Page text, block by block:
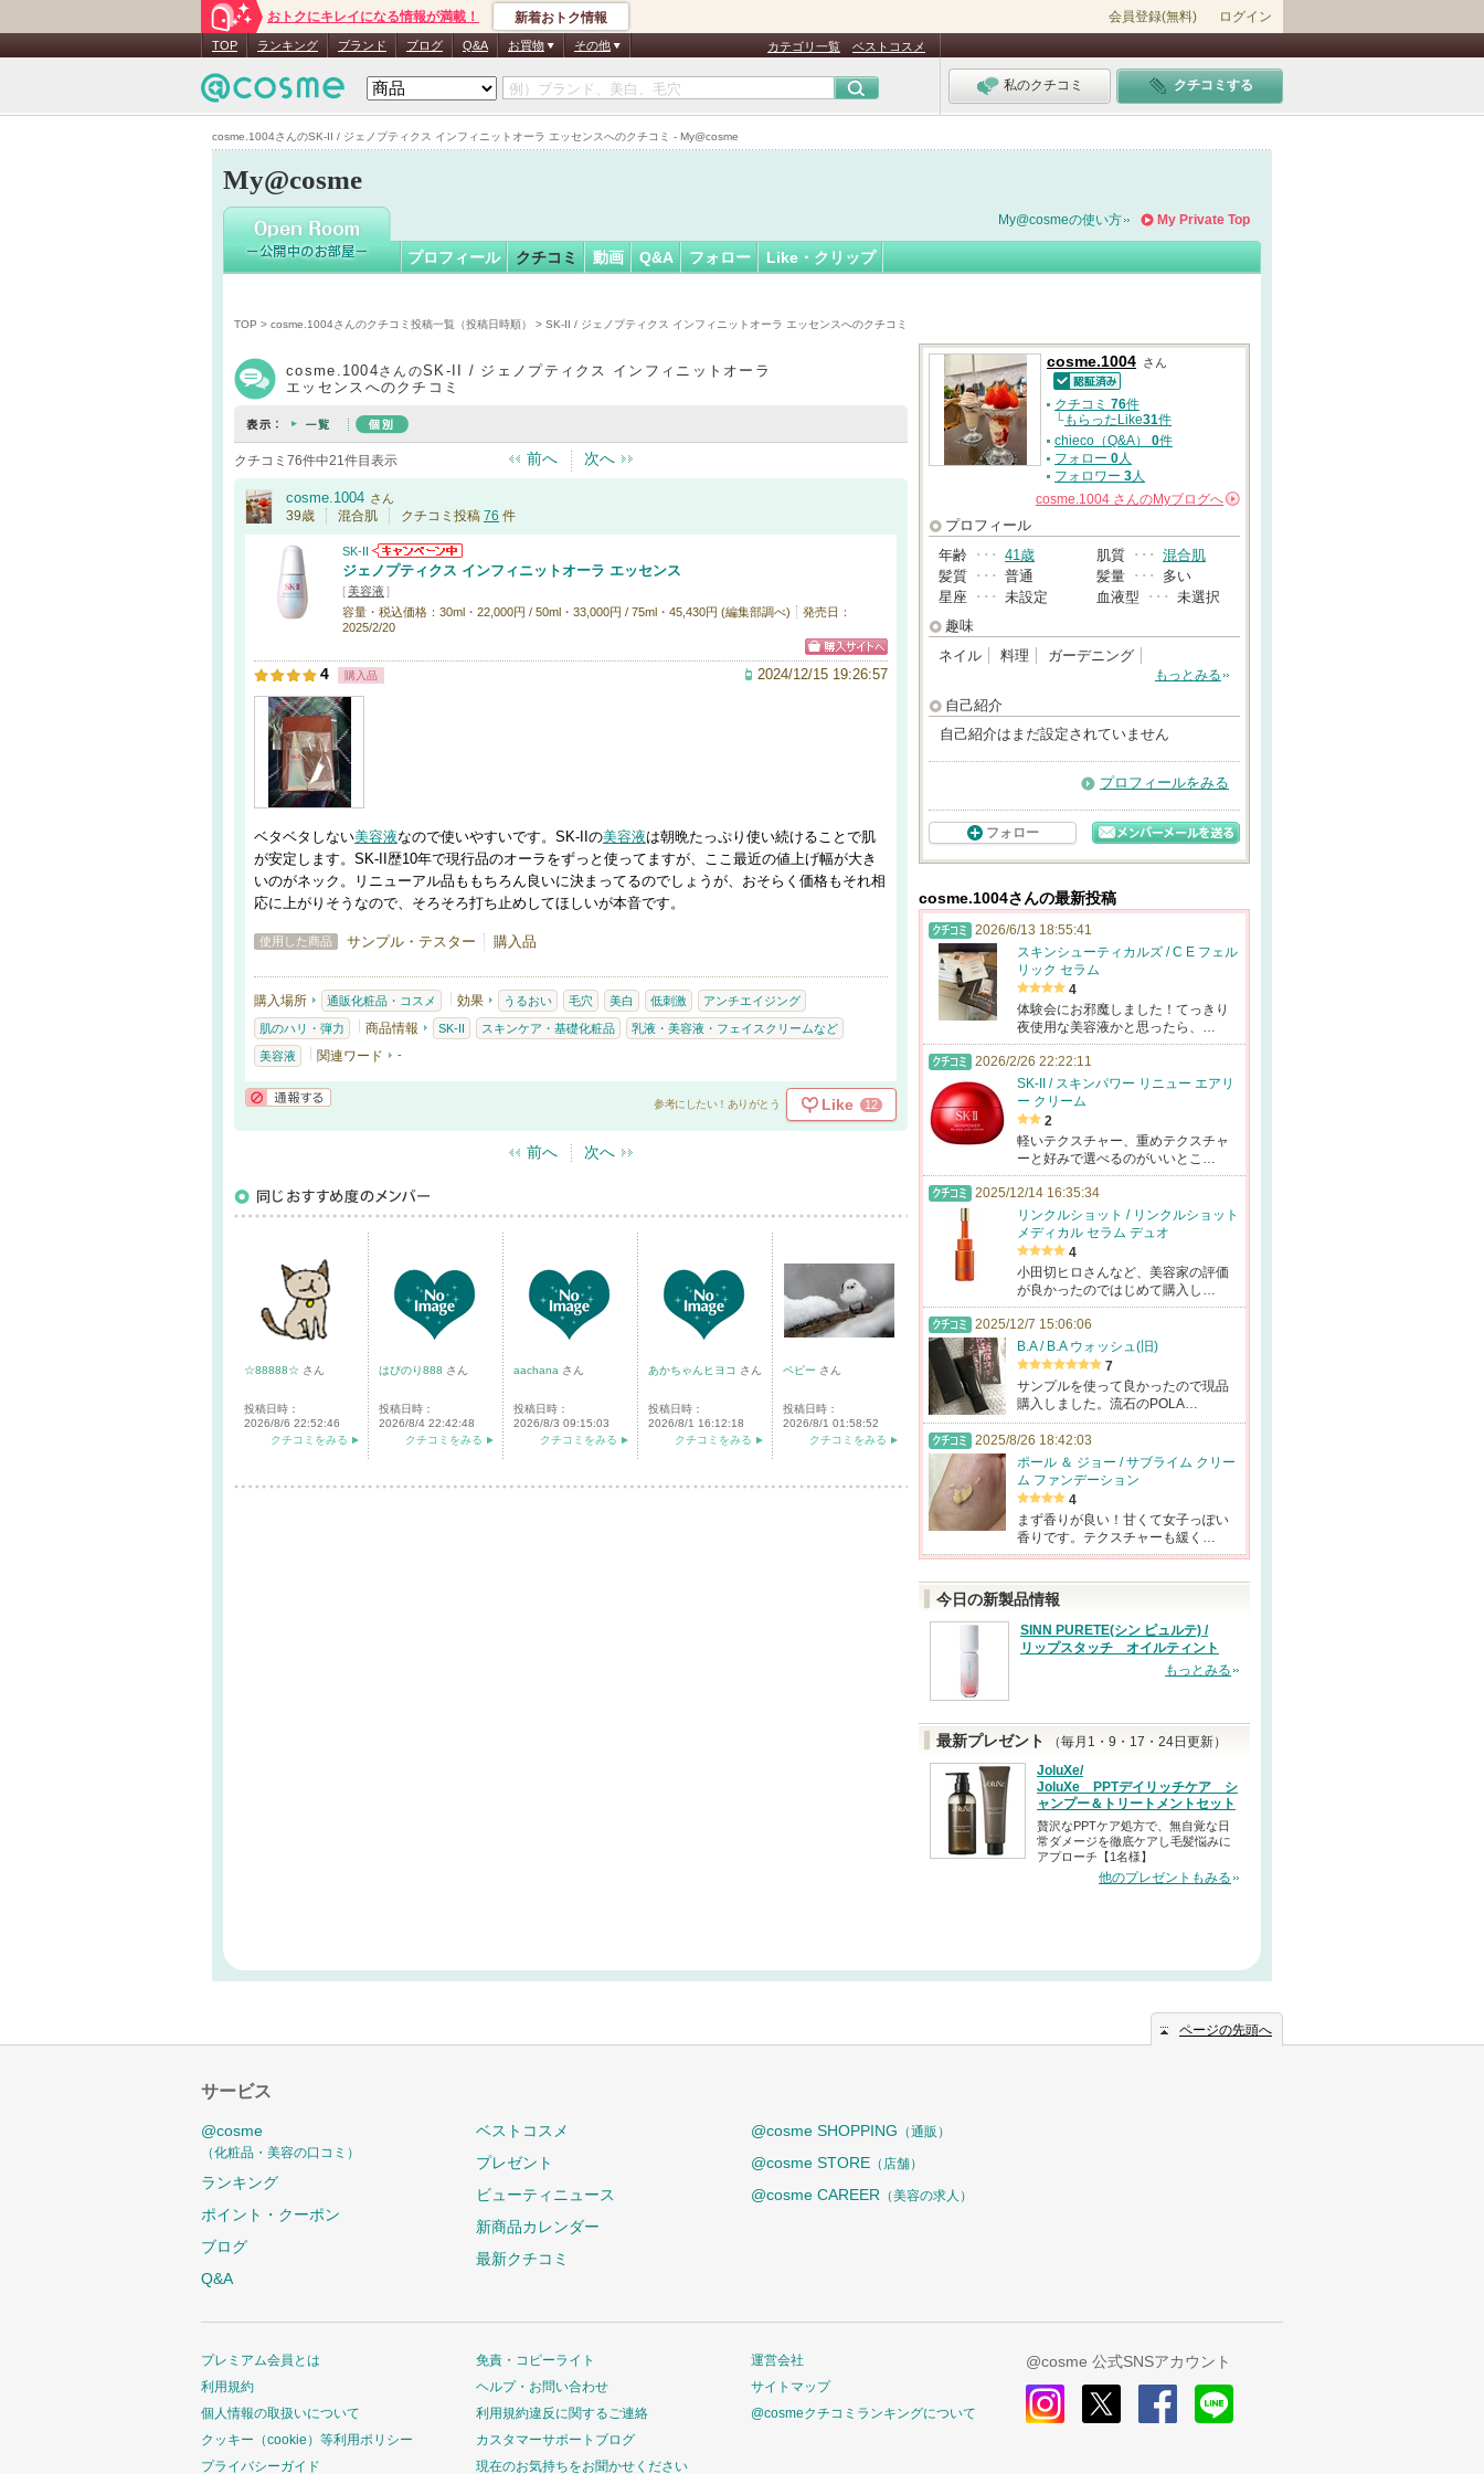
cosme.1004さんのSK-II / ジェノプティクス インフィニットオーラ エッセンスへのクチコミ - My@cosme
おトクにキレイになる情報が満載！ 新着おトク情報 会員登録(無料) ログイン
TOP ランキング ブランド ブログ Q&A お買物 その他 カテゴリ一覧 ベストコスメ
私のクチコミ クチコミする
My@cosme
cosme.1004さん
認
証
My Private Top
My@cosmeの使い方
プロフィール クチコミ 動画 Q&A フォロー Like・クリップ
TOP > cosme.1004さんのクチコミ投稿一覧（投稿日時順） > SK-II / ジェノプティクス インフィニットオーラ エッセンスへのクチコミ
cosme.1004さんのSK-II / ジェノプティクス インフィニットオーラ
エッセンスへのクチコミ
クチコミ76件中21件目表示 前へ 次へ
cosme.1004 さん
39歳 混合肌 クチコミ投稿 76 件
SK-II
ジェノプティクス インフィニットオーラ エッセンス
[美容液]
容量・税込価格：30ml・22,000円 / 50ml・33,000円 / 75ml・45,430円 (編集部調べ)
発売日：
2025/2/20
4 購入品 2024/12/15 19:26:57
ベタベタしない美容液なので使いやすいです。SK-IIの美容液は朝晩たっぷり使い続けることで肌
が安定します。SK-II歴10年で現行品のオーラをずっと使ってますが、ここ最近の値上げ幅が大き
いのがネック。リニューアル品ももちろん良いに決まってるのでしょうが、おそらく価格もそれ相
応に上がりそうなので、そろそろ打ち止めしてほしいが本音です。
使用した商品 サンプル・テスター 購入品
購入場所 通販化粧品・コスメ 効果 うるおい 毛穴 美白 低刺激 アンチエイジング
肌のハリ・弾力 商品情報 SK-II スキンケア・基礎化粧品 乳液・美容液・フェイスクリームなど
美容液 関連ワード -
参考にしたい！ありがとう Like 12
前へ 次へ
☆88888☆ さん
投稿日時：
2026/8/6 22:52:46
クチコミをみる
はぴのり888 さん
投稿日時：
2026/8/4 22:42:48
クチコミをみる
aachana さん
投稿日時：
2026/8/3 09:15:03
クチコミをみる
あかちゃんヒヨコ さん
投稿日時：
2026/8/1 16:12:18
クチコミをみる
ペピー さん
投稿日時：
2026/8/1 01:58:52
クチコミをみる
cosme.1004 さん
認証済
クチコミ 76件
└もらったLike31件
chieco（Q&A） 0件
フォロー 0人
フォロワー 3人
cosme.1004 さんのMyブログへ
プロフィール
年齢 ･･･ 41歳 肌質 ･･･ 混合肌
髪質 ･･･ 普通 髪量 ･･･
多い
星座 ･･･ 未設定 血液型 ･･･ 未選択
趣味
ネイル
料理 ガーデニング
もっとみる
自己紹介
自己紹介はまだ設定されていません
プロフィールをみる
フォロー
cosme.1004さんの最新投稿
2026/6/13 18:55:41
スキンシューティカルズ / C E フェル
リック セラム
4
体験会にお邪魔しました！てっきり
夜使用な美容液かと思ったら、…
2026/2/26 22:22:11
SK-II / スキンパワー リニュー エアリ
ー クリーム
2
軽いテクスチャー、重めテクスチャ
ーと好みで選べるのがいいとこ…
2025/12/14 16:35:34
リンクルショット / リンクルショット
メディカル セラム デュオ
4
小田切ヒロさんなど、美容家の評価
が良かったのではじめて購入し…
2025/12/7 15:06:06
B.A / B.A ウォッシュ(旧)
7
サンプルを使って良かったので現品
購入しました。流石のPOLA…
2025/8/26 18:42:03
ポール ＆ ジョー / サブライム クリー
ム ファンデーション
4
まず香りが良い！甘くて女子っぽい
香りです。テクスチャーも緩く…
今日の新製品情報
SINN PURETE(シン ピュルテ) /
リップスタッチ オイルティント
もっとみる
最新プレゼント
（毎月1・9・17・24日更新）
JoluXe/
JoluXe PPTデイリッチケア シ
ャンプー＆トリートメントセット
贅沢なPPTケア処方で、無自覚な日
常ダメージを徹底ケアし毛髪悩みに
アプローチ【1名様】
他のプレゼントもみる
ページの先頭へ
サービス
@cosme
（化粧品・美容の口コミ）
ランキング
ポイント・クーポン
ブログ
Q&A
ベストコスメ
プレゼント
ビューティニュース
新商品カレンダー
最新クチコミ
@cosme SHOPPING （通販）
@cosme STORE （店舗）
@cosme CAREER （美容の求人）
プレミアム会員とは
利用規約
個人情報の取扱いについて
クッキー（cookie）等利用ポリシー
プライバシーガイド
免責・コピーライト
ヘルプ・お問い合わせ
利用規約違反に関するご連絡
カスタマーサポートブログ
現在のお気持ちをお聞かせください
運営会社
サイトマップ
@cosmeクチコミランキングについて
@cosme 公式SNSアカウント